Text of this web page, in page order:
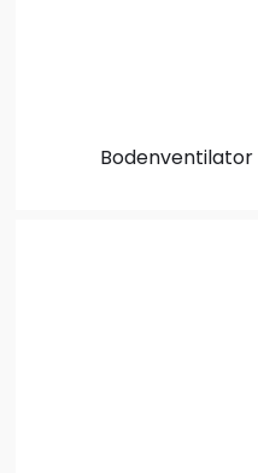
Bodenventilator